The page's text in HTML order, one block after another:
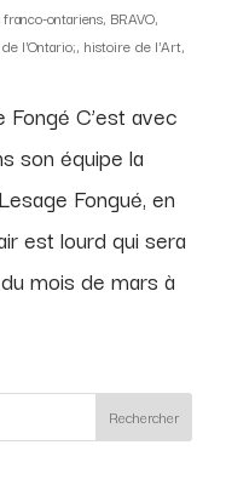
ontariens, BRAVO,
l'Ontario;, histoire de l'Art,
C’est avec
son équipe la
Fongué, en
est lourd qui sera
mois de mars à
Rechercher